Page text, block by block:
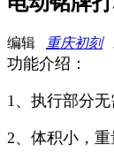
编辑 重庆初刻
功能介绍：
1、执行部分
2、体积小，